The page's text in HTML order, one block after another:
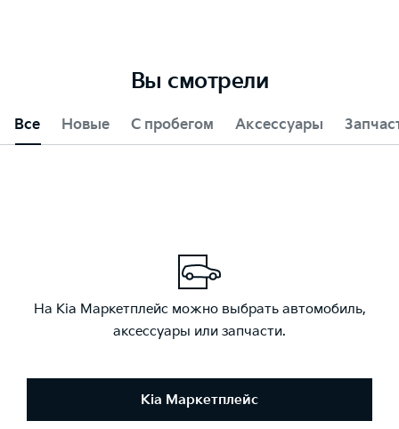
Вы смотрели
Все Новые С пробегом Аксессуары
На Kia Маркетплейс можно выбрать автомобиль,
аксессуары или запчасти.
Kia Маркетплейс